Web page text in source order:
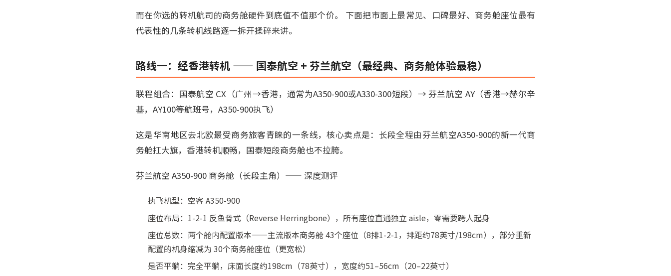
而在你选的转机航司的商务舱硬件到底值不值那个价。 下面把市面上最常见、口碑最好、商务舱座位最有
代表性的几条转机线路逐一拆开揉碎来讲。
路线一：经香港转机 —— 国泰航空 + 芬兰航空（最经典、商务舱体验最稳）
联程组合：国泰航空 CX（广州→香港，通常为A350-900或A330-300短段）→ 芬兰航空 AY（香港→赫尔辛
基，AY100等航班号，A350-900执飞）
这是华南地区去北欧最受商务旅客青睐的一条线，核心卖点是：长段全程由芬兰航空A350-900的新一代商
务舱扛大旗，香港转机顺畅，国泰短段商务舱也不拉胯。
芬兰航空 A350-900 商务舱（长段主角）—— 深度测评
执飞机型：空客 A350-900
座位布局：1-2-1 反鱼骨式（Reverse Herringbone），所有座位直通独立 aisle，零需要跨人起身
座位总数：两个舱内配置版本——主流版本商务舱 43个座位（8排1-2-1，排距约78英寸/198cm），部分重新
配置的机身缩减为 30个商务舱座位（更宽松）
是否平躺：完全平躺，床面长度约198cm（78英寸），宽度约51–56cm（20–22英寸）